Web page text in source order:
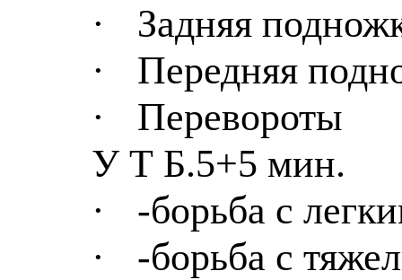
·
Задняя
·
Передняя
·
Перевороты
У Т Б.5+5 мин.
·
-борьба с
·
-борьба с